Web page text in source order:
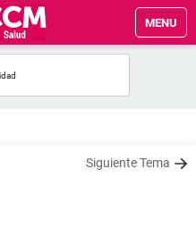
MENU
Siguiente Tema